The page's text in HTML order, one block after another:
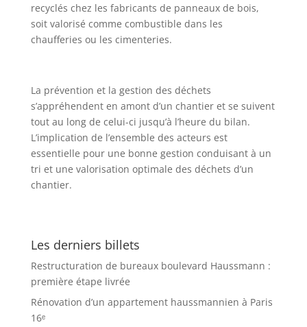
recyclés chez les fabricants de panneaux de bois,
soit valorisé comme combustible dans les
chaufferies ou les cimenteries.
La prévention et la gestion des déchets
s’appréhendent en amont d’un chantier et se suivent
tout au long de celui-ci jusqu’à l’heure du bilan.
L’implication de l’ensemble des acteurs est
essentielle pour une bonne gestion conduisant à un
tri et une valorisation optimale des déchets d’un
chantier.
Les derniers billets
Restructuration de bureaux boulevard Haussmann :
première étape livrée
Rénovation d’un appartement haussmannien à Paris
16ᵉ